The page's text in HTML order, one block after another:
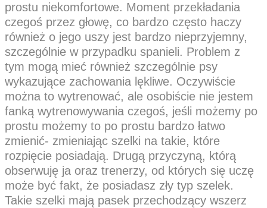
prostu niekomfortowe. Moment przekładania
czegoś przez głowę, co bardzo często haczy
również o jego uszy jest bardzo nieprzyjemny,
szczególnie w przypadku spanieli. Problem z
tym mogą mieć również szczególnie psy
wykazujące zachowania lękliwe. Oczywiście
można to wytrenować, ale osobiście nie jestem
fanką wytrenowywania czegoś, jeśli możemy po
prostu możemy to po prostu bardzo łatwo
zmienić- zmieniając szelki na takie, które
rozpięcie posiadają. Drugą przyczyną, którą
obserwuję ja oraz trenerzy, od których się uczę
może być fakt, że posiadasz zły typ szelek.
Takie szelki mają pasek przechodzący wszerz